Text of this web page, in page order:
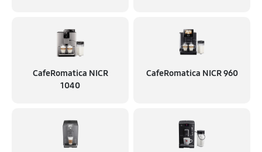
CafeRomatica NICR
1040
CafeRomatica NICR 960